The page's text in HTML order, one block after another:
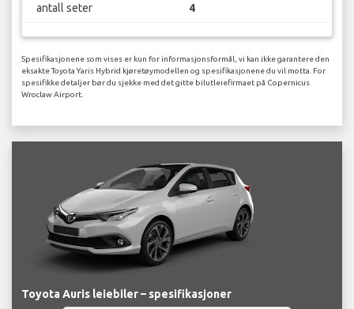
antall seter 4
Spesifikasjonene som vises er kun for informasjonsformål, vi kan ikke garantere den
eksakte Toyota Yaris Hybrid kjøretøymodellen og spesifikasjonene du vil motta. For
spesifikke detaljer bør du sjekke med det gitte bilutleiefirmaet på Copernicus
Wroclaw Airport.
Toyota Auris leiebiler – spesifikasjoner